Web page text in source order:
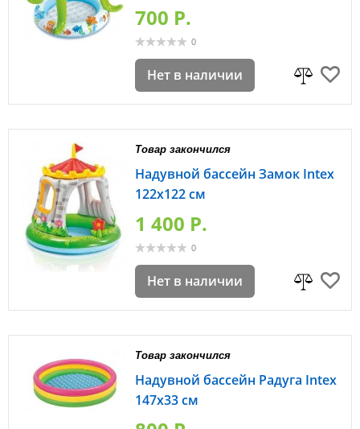
700 P.
0
Нет в наличии
Товар закончился
Надувной бассейн Замок Intex
122х122 см
1 400 P.
0
Нет в наличии
Товар закончился
Надувной бассейн Радуга Intex
147х33 см